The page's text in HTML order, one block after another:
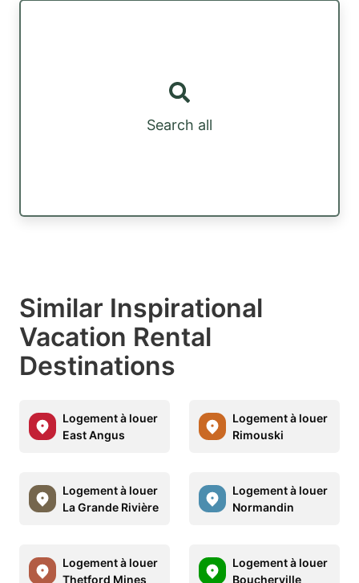
Search all
Similar Inspirational
Vacation Rental
Destinations
Logement à louer
East Angus
Logement à louer
Rimouski
Logement à louer
La Grande Rivière
Logement à louer
Normandin
Logement à louer
Thetford Mines
Logement à louer
Boucherville